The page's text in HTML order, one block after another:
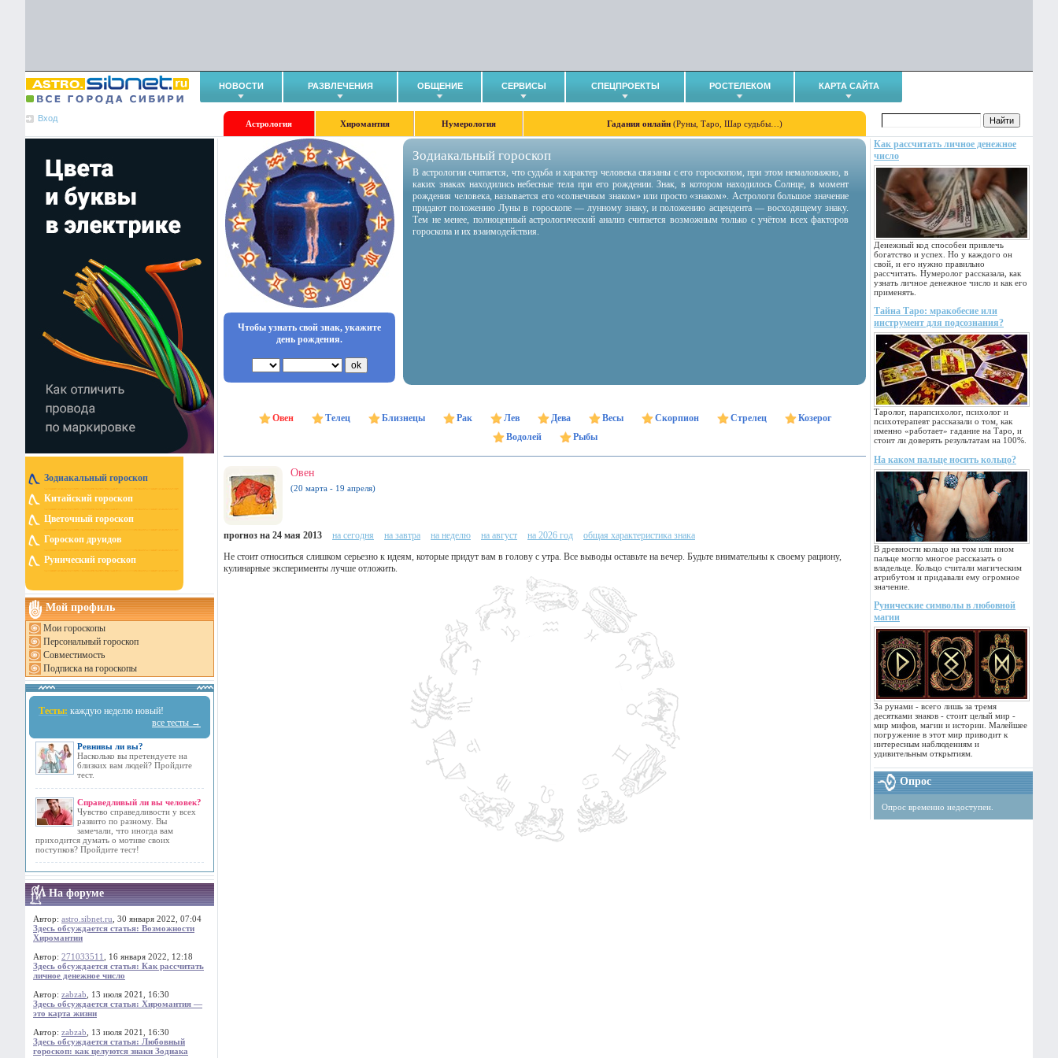
НОВОСТИ РАЗВЛЕЧЕНИЯ ОБЩЕНИЕ СЕРВИСЫ СПЕЦПРОЕКТЫ РОСТЕЛЕКОМ КАРТА САЙТА
Вход
Астрология Хиромантия Нумерология Гадания онлайн (Руны, Таро, Шар судьбы…)
Зодиакальный гороскоп
Китайский гороскоп
Цветочный гороскоп
Гороскоп друидов
Рунический гороскоп
Мой профиль
Мои гороскопы
Персональный гороскоп
Совместимость
Подписка на гороскопы
Тесты: каждую неделю новый!
все тесты →
Ревнивы ли вы?
Насколько вы претендуете на
близких вам людей? Пройдите
тест.
Справедливый ли вы человек?
Чувство справедливости у всех
развито по разному. Вы
замечали, что иногда вам
приходится думать о мотиве своих
поступков? Пройдите тест!
На форуме
Автор: astro.sibnet.ru , 30 января 2022, 07:04
Здесь обсуждается статья: Возможности
Хиромантии
Автор: 271033511
, 16 января 2022, 12:18
Здесь обсуждается статья: Как рассчитать
личное денежное число
Автор: zabzab , 13 июля 2021, 16:30
Здесь обсуждается статья: Хиромантия —
это карта жизни
Автор: zabzab , 13 июля 2021, 16:30
Здесь обсуждается статья: Любовный
гороскоп: как целуются знаки Зодиака
Как рассчитать личное денежное
число
Денежный код способен привлечь
богатство и успех. Но у каждого он
свой, и его нужно правильно
рассчитать. Нумеролог рассказала, как
узнать личное денежное число и как его
применять.
Тайна Таро: мракобесие или
инструмент для подсознания?
Таролог, парапсихолог, психолог и
психотерапевт рассказали о том, как
именно «работает» гадание на Таро, и
стоит ли доверять результатам на 100%.
На каком пальце носить кольцо?
В древности кольцо на том или ином
пальце могло многое рассказать о
владельце. Кольцо считали магическим
атрибутом и придавали ему огромное
значение.
Рунические символы в любовной
магии
За рунами - всего лишь за тремя
десятками знаков - стоит целый мир -
мир мифов, магии и истории. Малейшее
погружение в этот мир приводит к
интересным наблюдениям и
удивительным открытиям.
Опрос
Опрос временно недоступен.
Чтобы узнать свой знак, укажите
день рождения.
Зодиакальный гороскоп
В астрологии считается, что судьба и характер человека связаны с его гороскопом, при этом немаловажно, в
каких знаках находились небесные тела при его рождении. Знак, в котором находилось Солнце, в момент
рождения человека, называется его «солнечным знаком» или просто «знаком». Астрологи большое значение
придают положению Луны в гороскопе — лунному знаку, и положению асцендента — восходящему знаку.
Тем не менее, полноценный астрологический анализ считается возможным только с учётом всех факторов
гороскопа и их взаимодействия.
Овен Телец Близнецы Рак Лев Дева Весы Скорпион Стрелец
Козерог
Водолей
Рыбы
Овен
(20 марта - 19 апреля)
прогноз на 24 мая 2013 на сегодня на завтра на неделю на август на 2026 год
общая характеристика знака
Не стоит относиться слишком серьезно к идеям, которые придут вам в голову с утра. Все выводы оставьте на вечер. Будьте внимательны к своему рациону,
кулинарные эксперименты лучше отложить.